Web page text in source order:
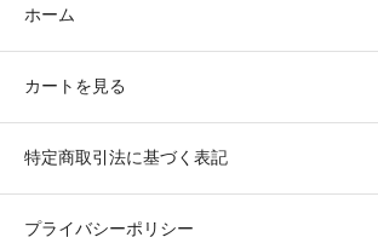
ホーム
カートを見る
特定商取引法に基づく表記
プライバシーポリシー